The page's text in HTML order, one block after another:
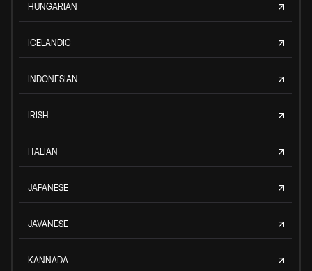
HUNGARIAN
ICELANDIC
INDONESIAN
IRISH
ITALIAN
JAPANESE
JAVANESE
KANNADA